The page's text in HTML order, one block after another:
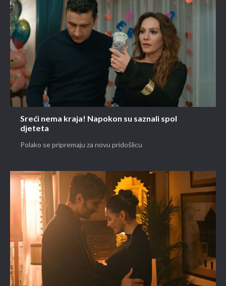
Sreći nema kraja! Napokon su saznali spol
djeteta
Polako se pripremaju za novu pridošlicu